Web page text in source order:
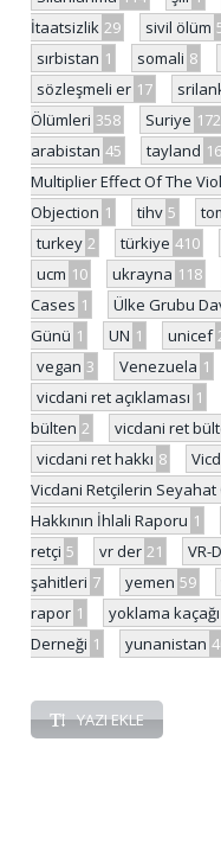
İtaatsizlik 29 sivil ölüm
sırbistan 1 somali 8
sözleşmeli er 17
Ölümleri 358 Suriye 172
arabistan 45 tayland 16
Multiplier Effect Of The
Objection 1 tihv 5
turkey 2 türkiye 410
ucm 10 ukrayna 118
Cases 1 Ülke Grubu
Günü 1 UN 1 unicef
vegan 3 Venezuela 1
vicdani ret açıklaması 1
bülten 2 vicdani ret
vicdani ret hakkı 8
Vicdani Retçilerin Seyahat
Hakkının İhlali Raporu 1
retçi 5 vr der 21 VR-
şahitleri 7 yemen 59
rapor 1 yoklama kaçağı
Derneği 1 yunanistan
YAZI EKLE